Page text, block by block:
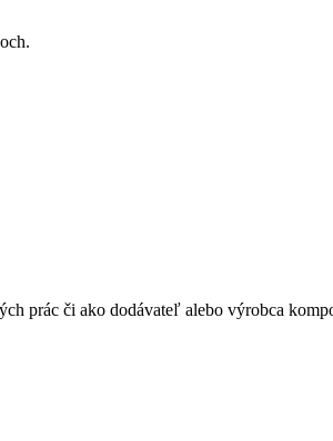
prác či ako dodávateľ alebo výrobca